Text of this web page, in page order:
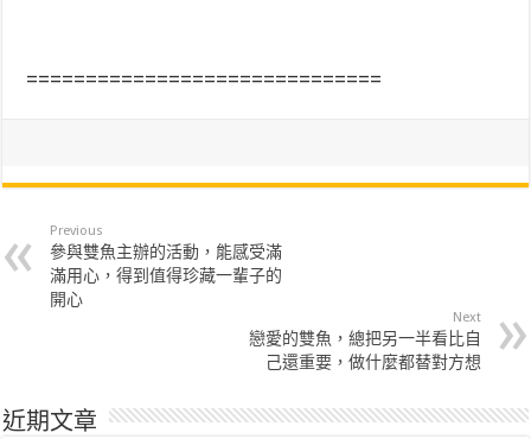
==============================
Previous
參與雙魚主辦的活動，能感受滿
滿用心，得到值得珍藏一輩子的
開心
Next
戀愛的雙魚，總把另一半看比自
己還重要，做什麼都替對方想
近期文章